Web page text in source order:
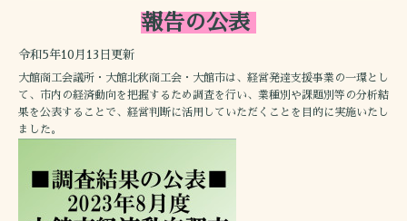
報告の公表
令和5年10月13日更新
大館商工会議所・大館北秋商工会・大館市は、経営発達支援事業の一環とし
て、市内の経済動向を把握するため調査を行い、業種別や課題別等の分析結
果を公表することで、経営判断に活用していただくことを目的に実施いたし
ました。